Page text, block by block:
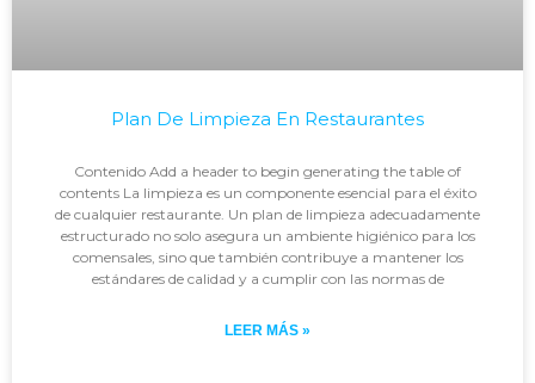
Plan De Limpieza En Restaurantes
Contenido Add a header to begin generating the table of
contents La limpieza es un componente esencial para el éxito
de cualquier restaurante. Un plan de limpieza adecuadamente
estructurado no solo asegura un ambiente higiénico para los
comensales, sino que también contribuye a mantener los
estándares de calidad y a cumplir con las normas de
LEER MÁS »